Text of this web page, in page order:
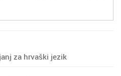
za hrvaški jezik